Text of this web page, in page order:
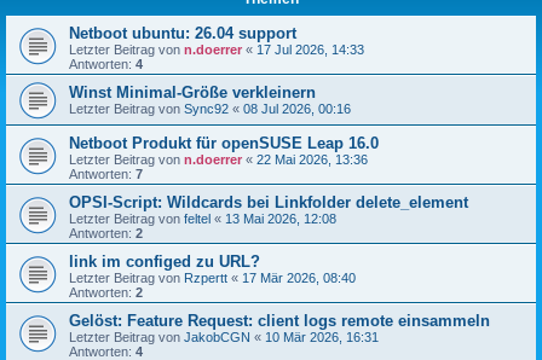
Netboot ubuntu: 26.04 support
Letzter Beitrag von n.doerrer « 17 Jul 2026, 14:33
Antworten: 4
Winst Minimal-Größe verkleinern
Letzter Beitrag von Sync92 « 08 Jul 2026, 00:16
Netboot Produkt für openSUSE Leap 16.0
Letzter Beitrag von n.doerrer « 22 Mai 2026, 13:36
Antworten: 7
OPSI-Script: Wildcards bei Linkfolder delete_element
Letzter Beitrag von feltel « 13 Mai 2026, 12:08
Antworten: 2
link im configed zu URL?
Letzter Beitrag von Rzpertt « 17 Mär 2026, 08:40
Antworten: 2
Gelöst: Feature Request: client logs remote einsammeln
Letzter Beitrag von JakobCGN « 10 Mär 2026, 16:31
Antworten: 4